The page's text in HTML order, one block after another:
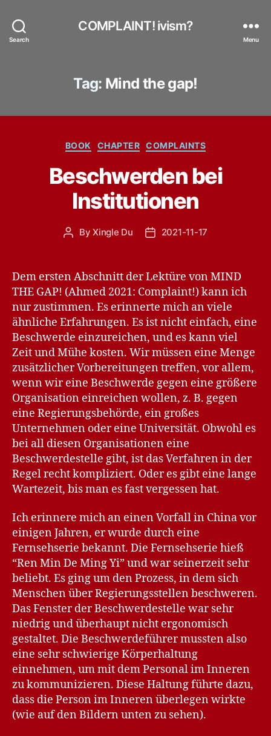
Search
COMPLAINT! ivism?
Menu
Tag: Mind the gap!
Categories
BOOK CHAPTER COMPLAINTS
Beschwerden bei
Institutionen
PostByXingle Du
Post2021-11-17
Dem ersten Abschnitt der Lektüre von MIND
THE GAP! (Ahmed 2021: Complaint!) kann ich
nur zustimmen. Es erinnerte mich an viele
ähnliche Erfahrungen. Es ist nicht einfach, eine
Beschwerde einzureichen, und es kann viel
Zeit und Mühe kosten. Wir müssen eine Menge
zusätzlicher Vorbereitungen treffen, vor allem,
wenn wir eine Beschwerde gegen eine größere
Organisation einreichen wollen, z. B. gegen
eine Regierungsbehörde, ein großes
Unternehmen oder eine Universität. Obwohl es
bei all diesen Organisationen eine
Beschwerdestelle gibt, ist das Verfahren in der
Regel recht kompliziert. Oder es gibt eine lange
Wartezeit, bis man es fast vergessen hat.
Ich erinnere mich an einen Vorfall in China vor
einigen Jahren, er wurde durch eine
Fernsehserie bekannt. Die Fernsehserie hieß
“Ren Min De Ming Yi” und war seinerzeit sehr
beliebt. Es ging um den Prozess, in dem sich
Menschen über Regierungsstellen beschweren.
Das Fenster der Beschwerdestelle war sehr
niedrig und überhaupt nicht ergonomisch
gestaltet. Die Beschwerdeführer mussten also
eine sehr schwierige Körperhaltung
einnehmen, um mit dem Personal im Inneren
zu kommunizieren. Diese Haltung führte dazu,
dass die Person im Inneren überlegen wirkte
(wie auf den Bildern unten zu sehen).